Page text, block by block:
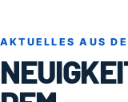
AKTUELLES AUS